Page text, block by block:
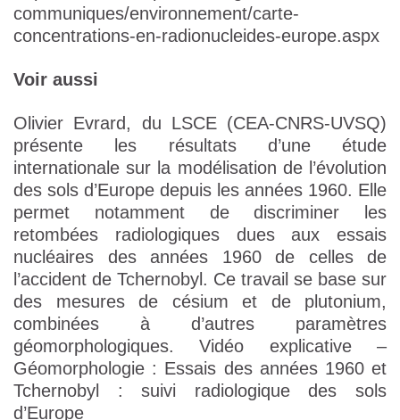
communiques/environnement/carte-
concentrations-en-radionucleides-europe.aspx
Voir aussi
Olivier Evrard, du LSCE (CEA-CNRS-UVSQ)
présente les résultats d’une étude
internationale sur la modélisation de l’évolution
des sols d’Europe depuis les années 1960. Elle
permet notamment de discriminer les
retombées radiologiques dues aux essais
nucléaires des années 1960 de celles de
l’accident de Tchernobyl. Ce travail se base sur
des mesures de césium et de plutonium,
combinées à d’autres paramètres
géomorphologiques. Vidéo explicative –
Géomorphologie : Essais des années 1960 et
Tchernobyl : suivi radiologique des sols
d’Europe